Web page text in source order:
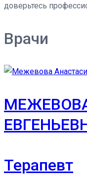
доверьтесь
Врачи
Терапевт